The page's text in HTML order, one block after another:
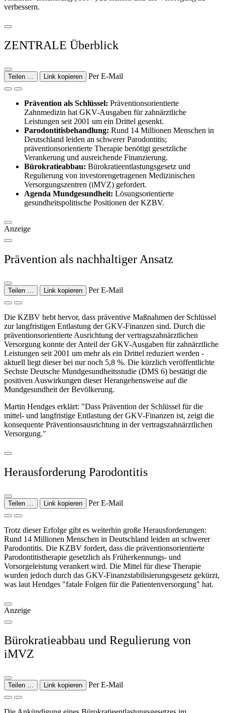
verbessern.
ZENTRALE Überblick
Teilen … Link kopieren Per E-Mail
Prävention als Schlüssel: Präventionsorientierte
Zahnmedizin hat GKV-Ausgaben für zahnärztliche
Leistungen seit 2001 um ein Drittel gesenkt.
Parodontitisbehandlung: Rund 14 Millionen Menschen in
Deutschland leiden an schwerer Parodontitis;
präventionsorientierte Therapie benötigt gesetzliche
Verankerung und ausreichende Finanzierung.
Bürokratieabbau: Bürokratieentlastungsgesetz und
Regulierung von investorengetragenen Medizinischen
Versorgungszentren (iMVZ) gefordert.
Agenda Mundgesundheit: Lösungsorientierte
gesundheitspolitische Positionen der KZBV.
Anzeige
Prävention als nachhaltiger Ansatz
Teilen … Link kopieren Per E-Mail
Die KZBV hebt hervor, dass präventive Maßnahmen der Schlüssel
zur langfristigen Entlastung der GKV-Finanzen sind. Durch die
präventionsorientierte Ausrichtung der vertragszahnärztlichen
Versorgung konnte der Anteil der GKV-Ausgaben für zahnärztliche
Leistungen seit 2001 um mehr als ein Drittel reduziert werden -
aktuell liegt dieser bei nur noch 5,8 %. Die kürzlich veröffentlichte
Sechste Deutsche Mundgesundheitsstudie (DMS 6) bestätigt die
positiven Auswirkungen dieser Herangehensweise auf die
Mundgesundheit der Bevölkerung.
Martin Hendges erklärt: "Dass Prävention der Schlüssel für die
mittel- und langfristige Entlastung der GKV-Finanzen ist, zeigt die
konsequente Präventionsausrichtung in der vertragszahnärztlichen
Versorgung."
Herausforderung Parodontitis
Teilen … Link kopieren Per E-Mail
Trotz dieser Erfolge gibt es weiterhin große Herausforderungen:
Rund 14 Millionen Menschen in Deutschland leiden an schwerer
Parodontitis. Die KZBV fordert, dass die präventionsorientierte
Parodontitistherapie gesetzlich als Früherkennungs- und
Vorsorgeleistung verankert wird. Die Mittel für diese Therapie
wurden jedoch durch das GKV-Finanzstabilisierungsgesetz gekürzt,
was laut Hendges "fatale Folgen für die Patientenversorgung" hat.
Anzeige
Bürokratieabbau und Regulierung von
iMVZ
Teilen … Link kopieren Per E-Mail